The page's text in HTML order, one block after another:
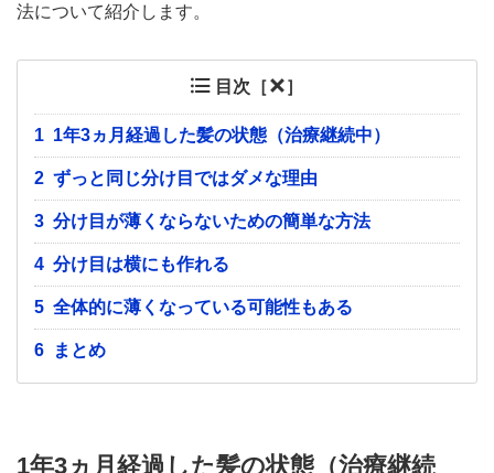
法について紹介します。
目次［ ］
1 1年3ヵ月経過した髪の状態（治療継続中）
2 ずっと同じ分け目ではダメな理由
3 分け目が薄くならないための簡単な方法
4 分け目は横にも作れる
5 全体的に薄くなっている可能性もある
6 まとめ
1年3ヵ月経過した髪の状態（治療継続